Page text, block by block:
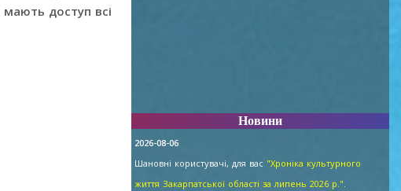
мають доступ всі
Новини
2026-08-06
Шановні користувачі, для вас "Хроніка культурного
життя Закарпатської області за липень 2026 р.".